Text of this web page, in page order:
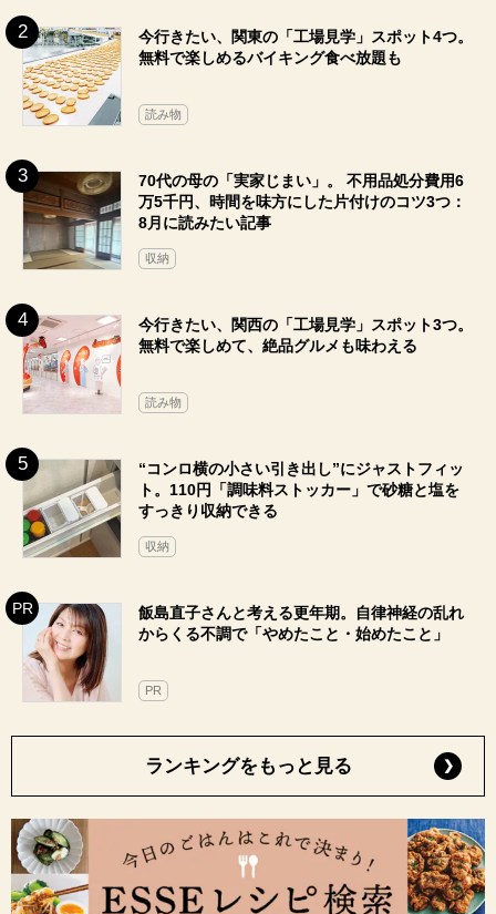
今行きたい、関東の「工場見学」スポット4つ。
無料で楽しめるバイキング食べ放題も
読み物
70代の母の「実家じまい」。 不用品処分費用6
万5千円、時間を味方にした片付けのコツ3つ：
8月に読みたい記事
収納
今行きたい、関西の「工場見学」スポット3つ。
無料で楽しめて、絶品グルメも味わえる
読み物
“コンロ横の小さい引き出し”にジャストフィッ
ト。110円「調味料ストッカー」で砂糖と塩を
すっきり収納できる
収納
飯島直子さんと考える更年期。自律神経の乱れ
からくる不調で「やめたこと・始めたこと」
PR
ランキングをもっと見る